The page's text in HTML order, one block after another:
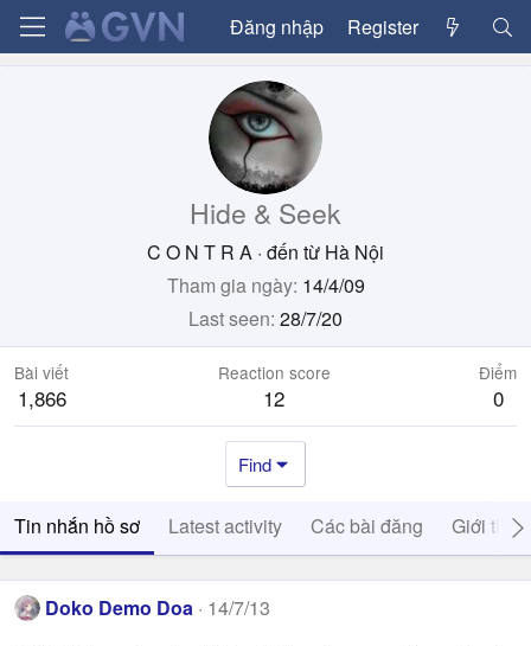
Đăng nhập Register
Hide & Seek
C O N T R A · đến từ Hà Nội
Tham gia ngày 14/4/09
Last seen 28/7/20
Bài viết
1,866
Reaction score
12
Điểm
0
Find
Tin nhắn hồ sơ Latest activity Các bài đăng Giới thiệu
Doko Demo Doa 14/7/13